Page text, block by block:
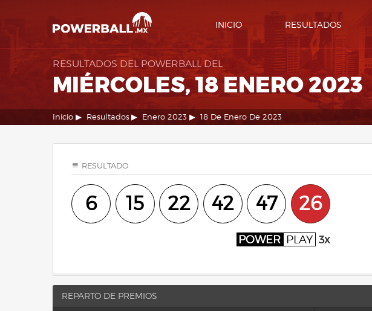
INICIO RESULTADOS
RESULTADOS DEL POWERBALL DEL
MIÉRCOLES, 18 ENERO 2023
Inicio Resultados Enero 2023 18 De Enero De 2023
RESULTADO
6 15 22 42 47 26
POWER PLAY 3x
REPARTO DE PREMIOS